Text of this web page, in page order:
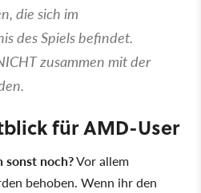
die sich im
des Spiels befindet.
zusammen mit der
für AMD-User
sonst noch?Vor allem
behoben. Wenn ihr den